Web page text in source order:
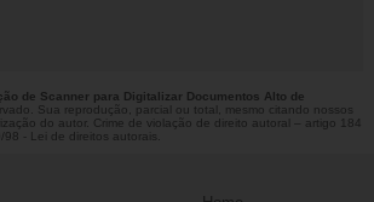
de Scanner para Digitalizar Documentos Alto de
Sua reprodução, parcial ou total, mesmo citando nossos
do autor. Crime de violação de direito autoral – artigo 184
98 - Lei de direitos autorais